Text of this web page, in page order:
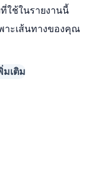
ใช้ในรายงานนี้
าะเส้นทางของคุณ
มเติม